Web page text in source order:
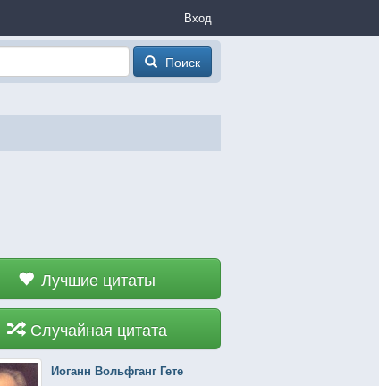
Вход
Поиск
Лучшие цитаты
Случайная цитата
Иоганн Вольфганг Гете